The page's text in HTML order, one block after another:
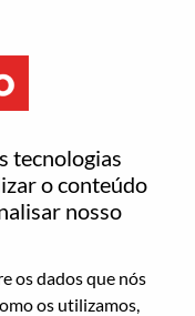
tecnologias
o conteúdo
nosso
os dados que nós
os utilizamos,
sua